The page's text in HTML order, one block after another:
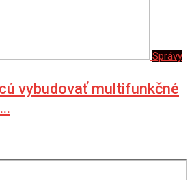
Správy
vybudovať multifunkčné